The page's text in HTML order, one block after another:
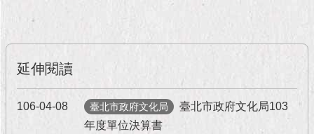
延伸閱讀
106-04-08 臺北市政府文化局
臺北市政府文化局103
年度單位決算書